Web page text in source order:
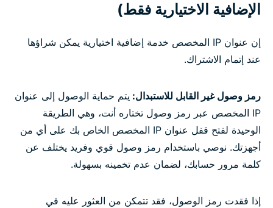
الإضافية الاختيارية فقط)
إن عنوان IP المخصص خدمة إضافية اختيارية يمكن شراؤها
عند إتمام الاشتراك.
رمز وصول غير القابل للاستبدال: يتم حماية الوصول إلى عنوان
IP المخصص عبر رمز وصول تختاره أنت، وهي الطريقة
الوحيدة لفتح قفل عنوان IP المخصص الخاص بك على أي من
أجهزتك. نوصي باستخدام رمز وصول قوي وفريد يختلف عن
كلمة مرور حسابك، لضمان عدم تخمينه بسهولة.
إذا فقدت رمز الوصول، فقد تتمكن من العثور عليه في